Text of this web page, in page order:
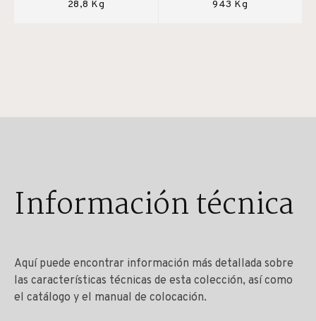
28,8 Kg 943 Kg
Información técnica
Aquí puede encontrar información más detallada sobre
las características técnicas de esta colección, así como
el catálogo y el manual de colocación.